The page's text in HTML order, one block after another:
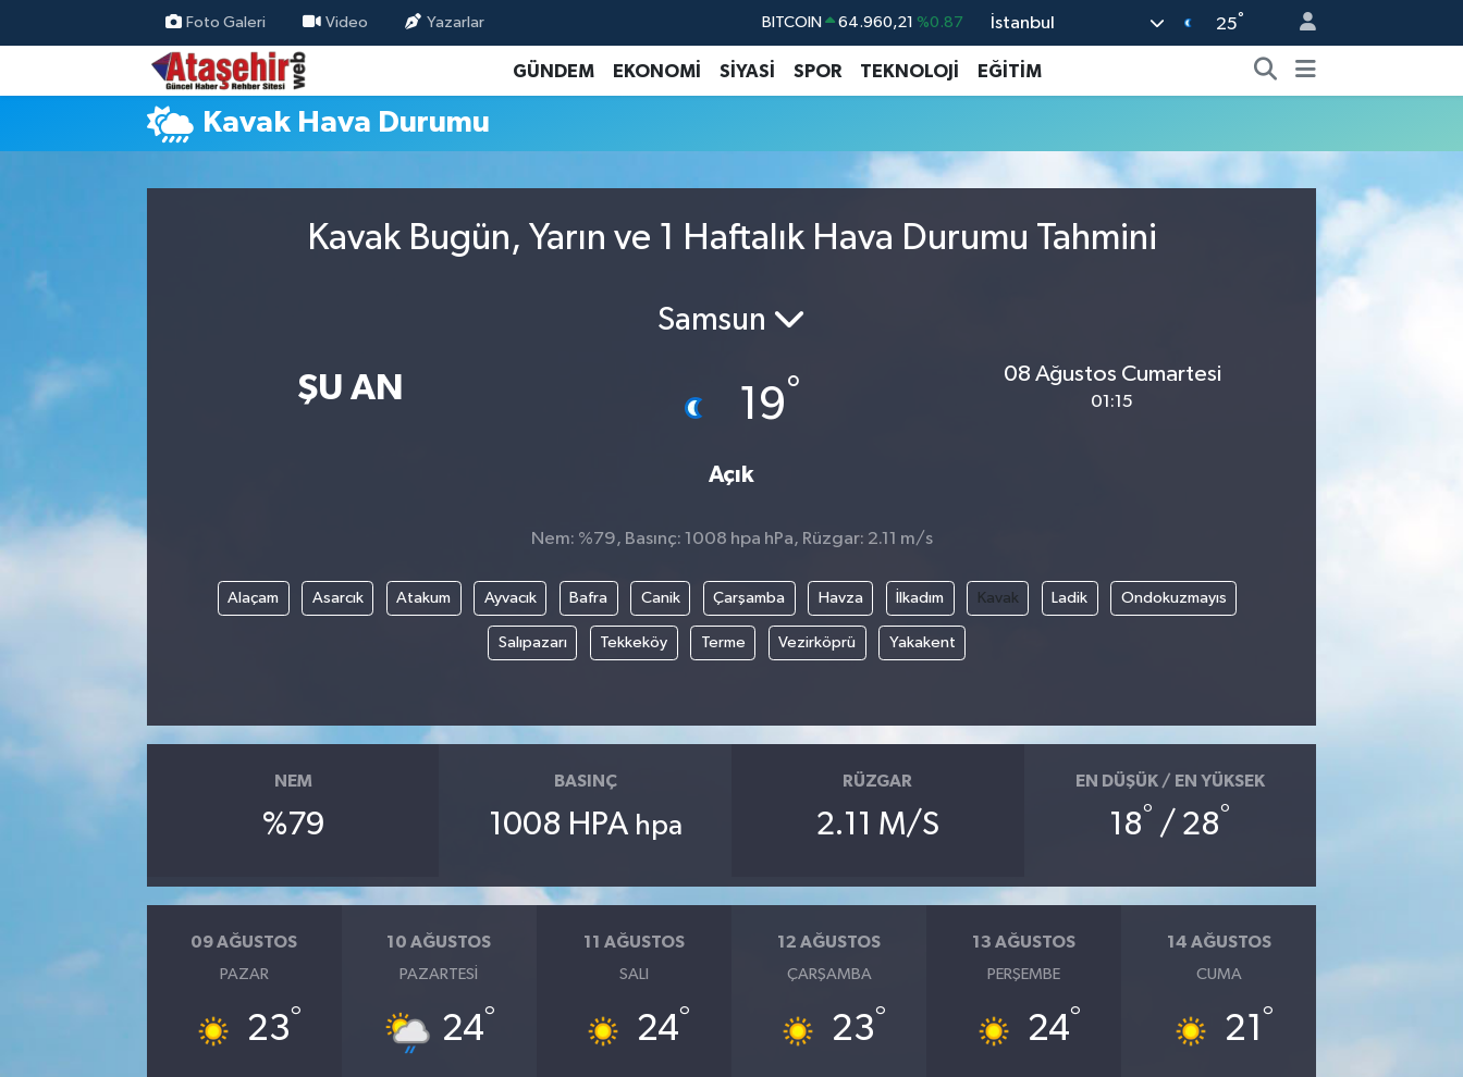
Foto Galeri Video Yazarlar BITCOIN 64.960,21 %0.87
DOLAR 47,7436 %0.18
EURO 55,2510 %0.32
%2.59
İstanbul 25°
GÜNDEM EKONOMİ SİYASİ SPOR TEKNOLOJİ EĞİTİM
Kavak Hava Durumu
Kavak Bugün, Yarın ve 1 Haftalık Hava Durumu Tahmini
ŞU AN
Samsun
19°
Açık
08 Ağustos Cumartesi
01:15
Nem: %79, Basınç: 1008 hpa hPa, Rüzgar: 2.11 m/s
Alaçam Asarcık Atakum Ayvacık Bafra Canik Çarşamba Havza İlkadım Kavak Ladik Ondokuzmayıs
Salıpazarı Tekkeköy Terme Vezirköprü Yakakent
NEM
%79
BASINÇ
1008 HPA hpa
RÜZGAR
2.11 M/S
EN DÜŞÜK / EN YÜKSEK
18° / 28°
09 AĞUSTOS
PAZAR
23°
10 AĞUSTOS
PAZARTESI
24°
11 AĞUSTOS
SALI
24°
12 AĞUSTOS
ÇARŞAMBA
23°
13 AĞUSTOS
PERŞEMBE
24°
14 AĞUSTOS
CUMA
21 °
Hava Durumu
Trafik Durumu
Süper Lig Puan Durumu ve Fikstür
Haber Arşivi